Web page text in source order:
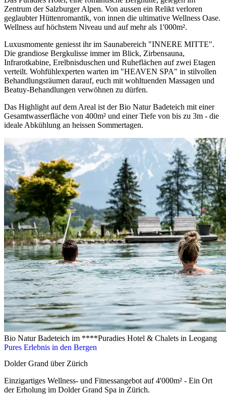
Zentrum der Salzburger Alpen. Von aussen ein Relikt verloren
geglaubter Hüttenromantik, von innen die ultimative Wellness Oase.
Wellness auf höchstem Niveau und auf mehr als 1'000m².
Luxusmomente geniesst ihr im Saunabereich "INNERE MITTE".
Die grandiose Bergkulisse immer im Blick, Zirbensauna,
Infrarotkabine, Erelbnisduschen und Ruheflächen auf zwei Etagen
verteilt. Wohfühlexperten warten im "HEAVEN SPA" in stilvollen
Behandlungsräumen darauf, euch mit wohltuenden Massagen und
Beatuy-Behandlungen verwöhnen zu dürfen.
Das Highlight auf dem Areal ist der Bio Natur Badeteich mit einer
Gesamtwasserfläche von 400m² und einer Tiefe von bis zu 3m - die
ideale Abkühlung an heissen Sommertagen.
Bio Natur Badeteich im ****Puradies Hotel & Chalets in Leogang
Pures Erlebnis in den Bergen
Dolder Grand über Zürich
Einzigartiges Wellness- und Fitnessangebot auf 4'000m² - Ein Ort
der Erholung im Dolder Grand Spa in Zürich.